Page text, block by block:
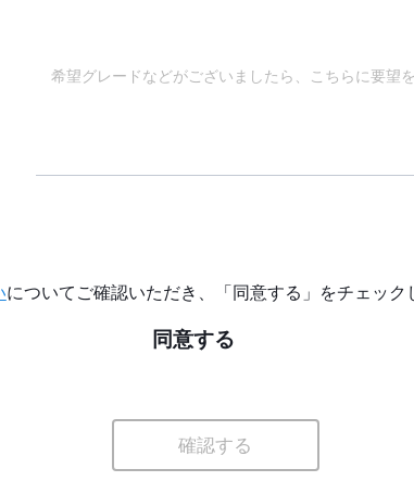
についてご確認いただき、「同意する」をチェック
同意する
確認する